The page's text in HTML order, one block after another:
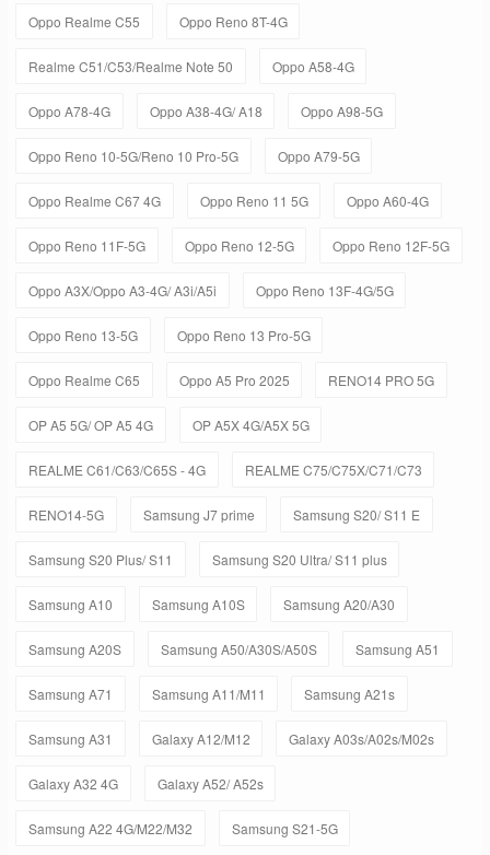
Oppo Realme C55 Oppo Reno 8T-4G
Realme C51/C53/Realme Note 50 Oppo A58-4G
Oppo A78-4G Oppo A38-4G/ A18 Oppo A98-5G
Oppo Reno 10-5G/Reno 10 Pro-5G Oppo A79-5G
Oppo Realme C67 4G Oppo Reno 11 5G Oppo A60-4G
Oppo Reno 11F-5G Oppo Reno 12-5G Oppo Reno 12F-5G
Oppo A3X/Oppo A3-4G/ A3i/A5i Oppo Reno 13F-4G/5G
Oppo Reno 13-5G Oppo Reno 13 Pro-5G
Oppo Realme C65 Oppo A5 Pro 2025 RENO14 PRO 5G
OP A5 5G/ OP A5 4G OP A5X 4G/A5X 5G
REALME C61/C63/C65S - 4G REALME C75/C75X/C71/C73
RENO14-5G Samsung J7 prime Samsung S20/ S11 E
Samsung S20 Plus/ S11 Samsung S20 Ultra/ S11 plus
Samsung A10 Samsung A10S Samsung A20/A30
Samsung A20S Samsung A50/A30S/A50S Samsung A51
Samsung A71 Samsung A11/M11 Samsung A21s
Samsung A31 Galaxy A12/M12 Galaxy A03s/A02s/M02s
Galaxy A32 4G Galaxy A52/ A52s
Samsung A22 4G/M22/M32 Samsung S21-5G